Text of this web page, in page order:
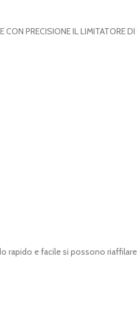
PRECISIONE IL LIMITATORE
rapido e facile si possono